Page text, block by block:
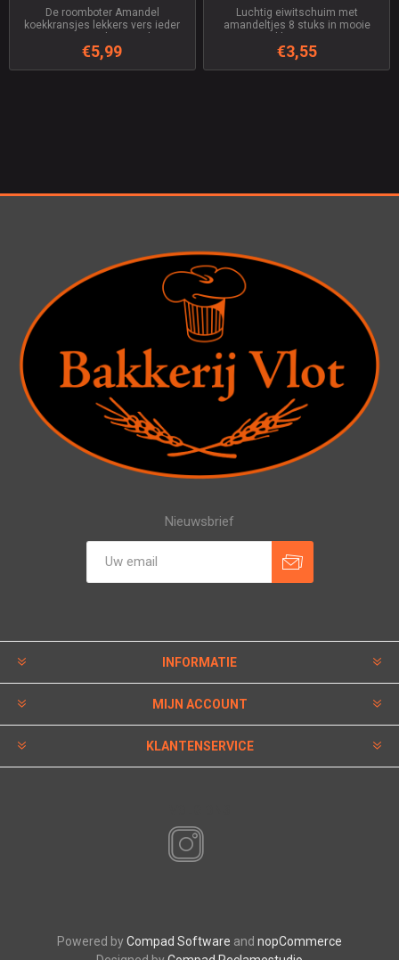
De roomboter Amandel
koekkransjes lekkers vers ieder
jaar weer een traktatie Pakje van
200 gram
€5,99
Luchtig eiwitschuim met
amandeltjes 8 stuks in mooie
kleurtjes
€3,55
Nieuwsbrief
INFORMATIE
MIJN ACCOUNT
KLANTENSERVICE
Powered byCompad Software and nopCommerce